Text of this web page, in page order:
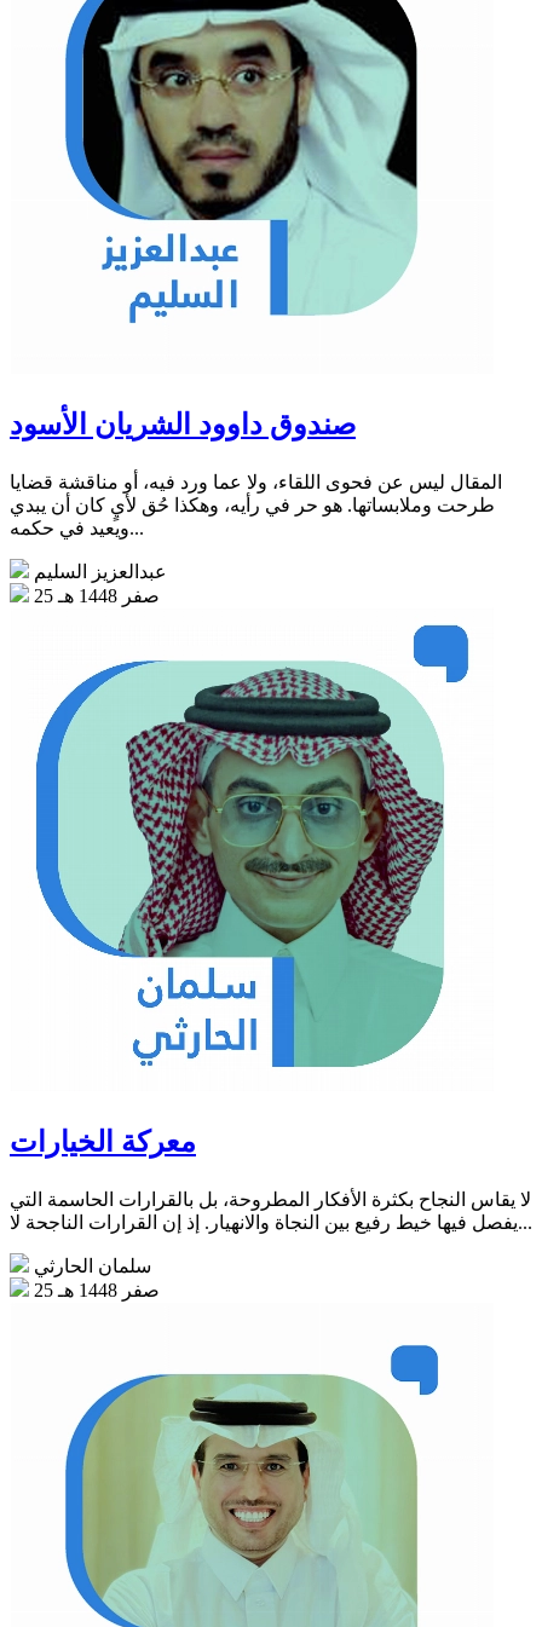
صندوق داوود الشريان الأسود
المقال ليس عن فحوى اللقاء، ولا عما ورد فيه، أو مناقشة قضايا
طرحت وملابساتها. هو حر في رأيه، وهكذا حُق لأيٍ كان أن يبدي
ويعيد في حكمه...
عبدالعزيز السليم
25 صفر 1448 هـ
معركة الخيارات
لا يقاس النجاح بكثرة الأفكار المطروحة، بل بالقرارات الحاسمة التي
يفصل فيها خيط رفيع بين النجاة والانهيار. إذ إن القرارات الناجحة لا...
سلمان الحارثي
25 صفر 1448 هـ